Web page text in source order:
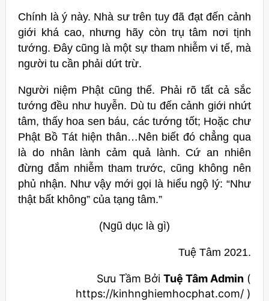
Chính là ý này. Nhà sư trên tuy đã đạt đến cảnh
giới khá cao, nhưng hãy còn trụ tâm nơi tịnh
tướng. Đây cũng là một sự tham nhiễm vi tế, mà
người tu cần phải dứt trừ.
Người niệm Phật cũng thế. Phải rõ tất cả sắc
tướng đều như huyễn. Dù tu đến cảnh giới nhứt
tâm, thấy hoa sen báu, các tướng tốt; Hoặc chư
Phật Bồ Tát hiện thân…Nên biết đó chẳng qua
là do nhân lành cảm quả lành. Cứ an nhiên
đừng đắm nhiễm tham trước, cũng không nên
phủ nhận. Như vậy mới gọi là hiểu ngộ lý: “Như
thật bất không” của tạng tâm.”
(Ngũ dục là gì)
Tuệ Tâm 2021.
Sưu Tầm Bởi Tuệ Tâm Admin (
https://kinhnghiemhocphat.com/ )